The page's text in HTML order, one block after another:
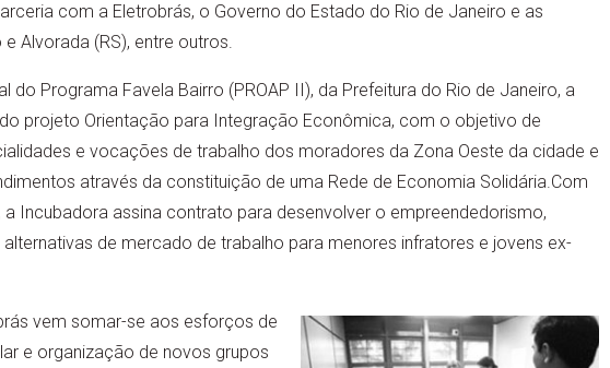
com a Eletrobrás, o Governo do Estado do Rio de Janeiro e as
Alvorada (RS), entre outros.
Programa Favela Bairro (PROAP II), da Prefeitura do Rio de Janeiro, a
projeto Orientação para Integração Econômica, com o objetivo de
e vocações de trabalho dos moradores da Zona Oeste da cidade e
através da constituição de uma Rede de Economia Solidária.Com
Incubadora assina contrato para desenvolver o empreendedorismo,
de mercado de trabalho para menores infratores e jovens ex-
vem somar-se aos esforços de
e organização de novos grupos